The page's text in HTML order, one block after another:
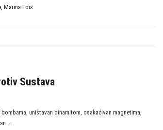
, Marina Foïs
Sustava
uništavan dinamitom, osakaćivan magnetima,
...